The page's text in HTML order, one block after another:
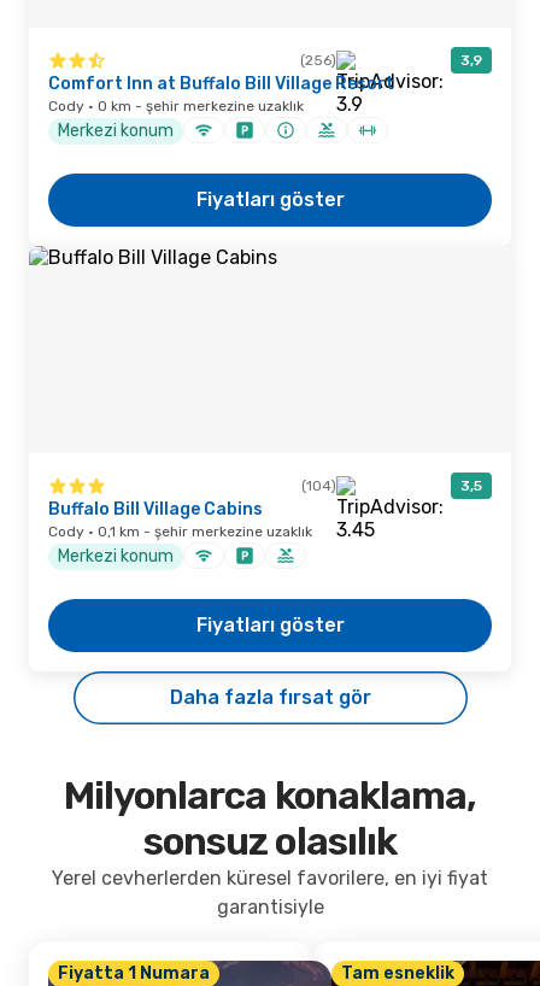
(256) 3,9
Comfort Inn at Buffalo Bill Village Resort
Cody · 0 km - şehir merkezine uzaklık
Merkezi konum
Fiyatları göster
(104) 3,5
Buffalo Bill Village Cabins
Cody · 0,1 km - şehir merkezine uzaklık
Merkezi konum
Fiyatları göster
Daha fazla fırsat gör
Milyonlarca konaklama,
sonsuz olasılık
Yerel cevherlerden küresel favorilere, en iyi fiyat
garantisiyle
Fiyatta 1 Numara Tam esneklik